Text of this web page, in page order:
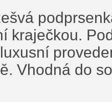
kraječkou.
Vhodná do